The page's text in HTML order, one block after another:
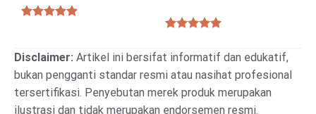
Disclaimer: Artikel ini bersifat informatif dan edukatif,
bukan pengganti standar resmi atau nasihat profesional
tersertifikasi. Penyebutan merek produk merupakan
ilustrasi dan tidak merupakan endorsemen resmi.